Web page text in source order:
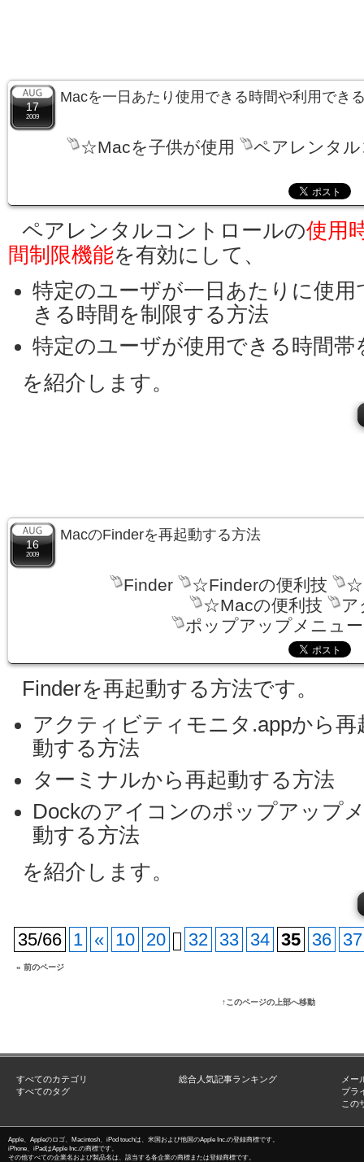
17
2009
Macを一日あたり使用できる時間や利用でき
☆Macを子供が使用 ペアレンタ
ペアレンタルコントロールの使用
間制限機能を有効にして、
特定のユーザが一日あたりに使用
きる時間を制限する方法
特定のユーザが使用できる時間帯
を紹介します。
16
2009
MacのFinderを再起動する方法
Finder ☆Finderの便利技
☆Macの便利技
ア
ポップアップメニュー
Finderを再起動する方法です。
アクティビティモニタ.appから再
動する方法
ターミナルから再起動する方法
Dockのアイコンのポップアップ
動する方法
を紹介します。
35/66 1 « 10 20 32 33 34 35 36 37
« 前のページ
↑このページの上部へ移動
すべてのカテゴリ
すべてのタグ
総合人気記事ランキング
メー
プラ
この
Apple、Appleのロゴ、Macintosh、iPod touchは、米国および他国のApple Inc.の登録商標です。
iPhone、iPadはApple Inc.の商標です。
その他すべての企業名および製品名は、該当する各企業の商標または登録商標です。